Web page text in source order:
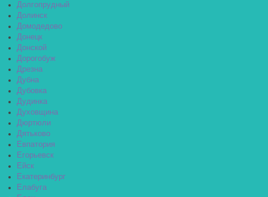
Долгопрудный
Долинск
Домодедово
Донецк
Донской
Дорогобуж
Дрезна
Дубна
Дубовка
Дудинка
Духовщина
Дюртюли
Дятьково
Евпатория
Егорьевск
Ейск
Екатеринбург
Елабуга